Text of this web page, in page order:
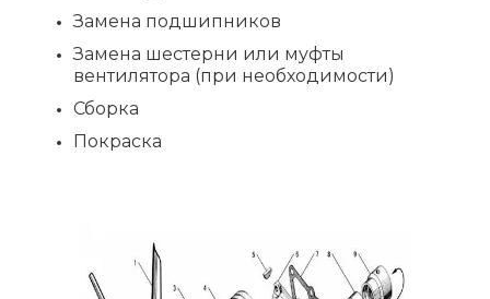
Замена подшипников
Замена шестерни или муфты
вентилятора (при необходимости)
Сборка
Покраска